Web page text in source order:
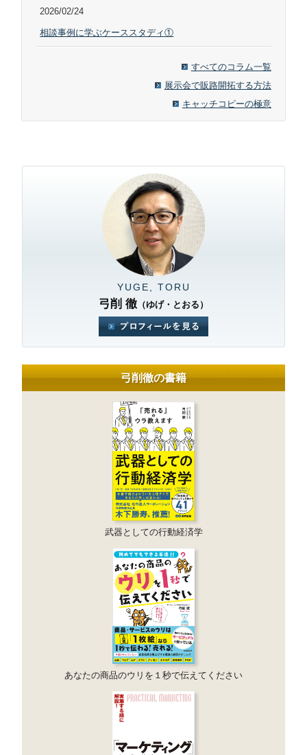
2026/02/24
相談事例に学ぶケーススタディ①
すべてのコラム一覧
展示会で販路開拓する方法
キャッチコピーの極意
YUGE, TORU
弓削 徹 （ゆげ・とおる）
弓削徹の書籍
武器としての行動経済学
あなたの商品のウリを１秒で伝えてください